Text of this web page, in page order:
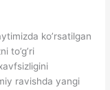
ko’rsatilgan
to’g’ri
ravishda yangi